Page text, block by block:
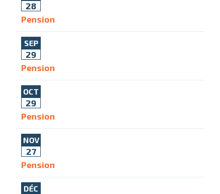
28
Pension
SEP
29
Pension
OCT
29
Pension
NOV
27
Pension
DÉC